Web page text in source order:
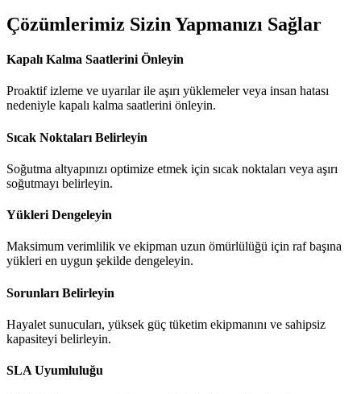
Çözümlerimiz Sizin Yapmanızı Sağlar
Kapalı Kalma Saatlerini Önleyin
Proaktif izleme ve uyarılar ile aşırı yüklemeler veya insan hatası
nedeniyle kapalı kalma saatlerini önleyin.
Sıcak Noktaları Belirleyin
Soğutma altyapınızı optimize etmek için sıcak noktaları veya aşırı
soğutmayı belirleyin.
Yükleri Dengeleyin
Maksimum verimlilik ve ekipman uzun ömürlülüğü için raf başına
yükleri en uygun şekilde dengeleyin.
Sorunları Belirleyin
Hayalet sunucuları, yüksek güç tüketim ekipmanını ve sahipsiz
kapasiteyi belirleyin.
SLA Uyumluluğu